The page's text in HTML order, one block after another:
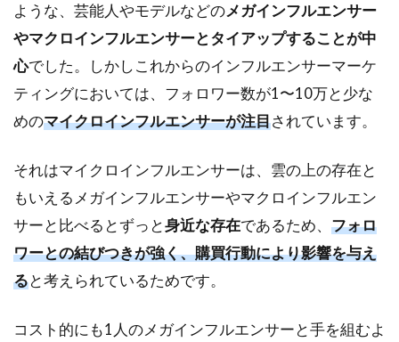
ような、芸能人やモデルなどのメガインフルエンサー
やマクロインフルエンサーとタイアップすることが中
心でした。しかしこれからのインフルエンサーマーケ
ティングにおいては、フォロワー数が1〜10万と少な
めのマイクロインフルエンサーが注目されています。
それはマイクロインフルエンサーは、雲の上の存在と
もいえるメガインフルエンサーやマクロインフルエン
サーと比べるとずっと身近な存在であるため、 フォロ
ワーとの結びつきが強く、購買行動により影響を与え
ると考えられているためです。
コスト的にも1人のメガインフルエンサーと手を組むよ